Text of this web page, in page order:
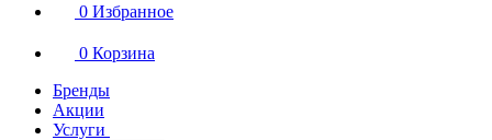
0 Избранное
0 Корзина
Бренды
Акции
Услуги